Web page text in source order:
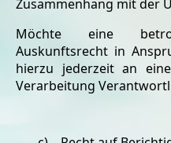
Zusammenhang mit der
Möchte eine
Auskunftsrecht in
hierzu jederzeit an
Verarbeitung